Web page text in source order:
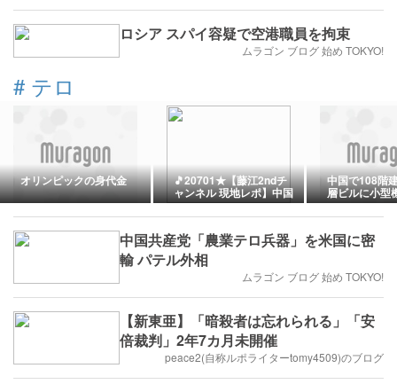
ロシア スパイ容疑で空港職員を拘束
ムラゴン ブログ 始め TOKYO!
# テロ
オリンピックの身代金 🎵20701★【藤江2ndチ
ャンネル 現地レポ】中国
人の不可解な計画～計画
地を現状は？～【「笠佐
島を守る会」西原昌伸/山
本貴子】(26:55) /「スペ
イン風邪」という嘘。
COVIDの起源に関する調
査でファウチに召喚状。
どこも同じ。奇妙な時代
である。世界のテロの源
は米国とイスラエル / 高
市早苗統一教会政権が、
AIを使った情報統制や誹
謗中傷個人攻撃をするこ
中国で108階
層ビルに小型
む事故
中国共産党「農業テロ兵器」を米国に密
輸 パテル外相
ムラゴン ブログ 始め TOKYO!
【新東亜】「暗殺者は忘れられる」「安
倍裁判」2年7カ月未開催
peace2(自称ルポライターtomy4509)のブログ